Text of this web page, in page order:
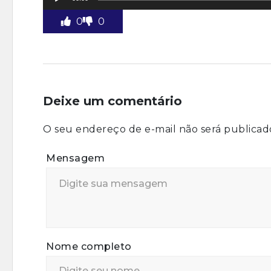
áudio
0 0
Deixe um comentário
O seu endereço de e-mail não será
Mensagem
Nome completo